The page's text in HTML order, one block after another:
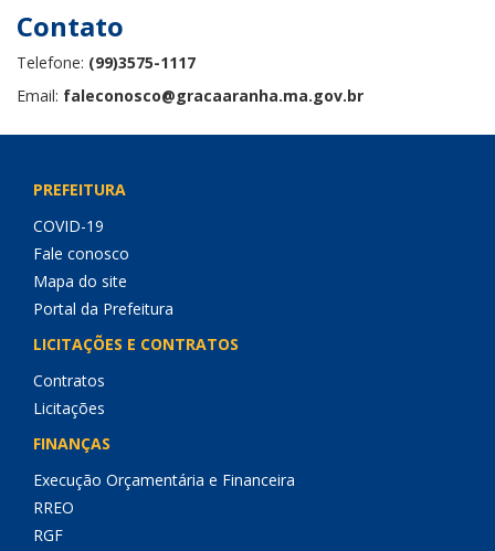
Contato
Telefone: (99)3575-1117
Email: faleconosco@gracaaranha.ma.gov.br
PREFEITURA
COVID-19
Fale conosco
Mapa do site
Portal da Prefeitura
LICITAÇÕES E CONTRATOS
Contratos
Licitações
FINANÇAS
Execução Orçamentária e Financeira
RREO
RGF